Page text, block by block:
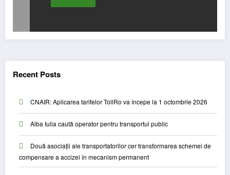
Recent Posts
CNAIR: Aplicarea tarifelor TollRo va începe la 1 octombrie 2026
Alba Iulia caută operator pentru transportul public
Două asociații ale transportatorilor cer transformarea schemei de
compensare a accizei în mecanism permanent